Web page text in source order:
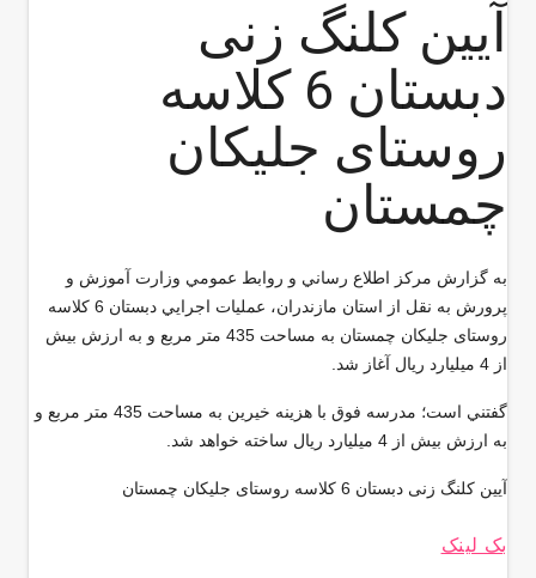
آیین کلنگ زنی
دبستان 6 کلاسه
روستای جلیکان
چمستان
به گزارش مركز اطلاع رساني و روابط عمومي وزارت آموزش و
پرورش به نقل از استان مازندران، عمليات اجرايي دبستان 6 کلاسه
روستای جلیکان چمستان به مساحت 435 متر مربع و به ارزش بیش
از 4 میلیارد ریال آغاز شد
گفتني است؛ مدرسه فوق با هزینه خیرین به مساحت 435 متر مربع و
به ارزش بیش از 4 میلیارد ریال ساخته خواهد شد
آیین کلنگ زنی دبستان 6 کلاسه روستای جلیکان چمستان
بک لینک